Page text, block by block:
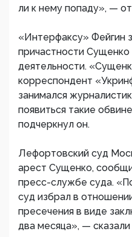
ли к нему попаду», —
«Интерфаксу» Фейгин
причастности
деятельности.
корреспондент
занимался
появиться такие
подчеркнул он.
Лефортовский суд
арест Сущенко,
пресс-службе суда.
суд избрал в
пресечения в виде
два месяца», —